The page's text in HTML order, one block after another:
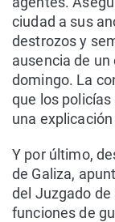
ciudad a sus
destrozos y
ausencia de un
domingo. La
que los
una
Y por último,
de Galiza,
del Juzgado de
funciones de